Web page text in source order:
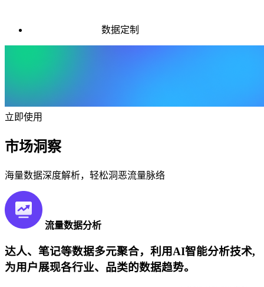
数据定制
立即使用
市场洞察
海量数据深度解析，轻松洞恶流量脉络
流量数据分析
达人、笔记等数据多元聚合，利用AI智能分析技术,
为用户展现各行业、品类的数据趋势。